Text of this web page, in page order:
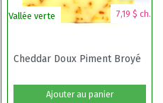
Vallée verte 7,19 $ ch.
Cheddar Doux Piment Broyé
Ajouter au panier